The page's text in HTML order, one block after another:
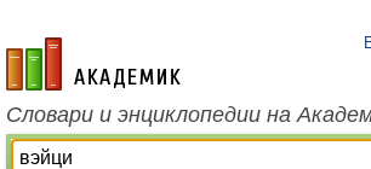
academic.ru
Словари и энциклопедии на